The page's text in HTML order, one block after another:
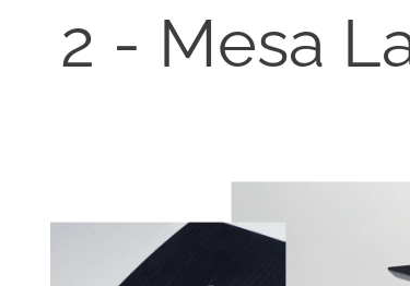
2 - Mesa